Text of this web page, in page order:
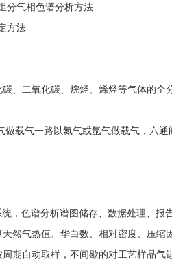
分气相色谱分析方法
方法
、二氧化碳、烷烃、烯烃等气体的全
载气一路以氮气或氩气做载气，六通
，色谱分析谱图储存、数据处理、报
然气热值、华白数、相对密度、压缩
期自动取样，不间歇的对工艺样品